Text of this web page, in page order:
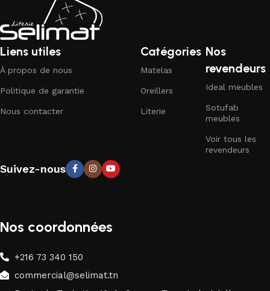
Liens utiles
À propos de nous
Politique de garantie
Nous contacter
Catégories
Matelas
Oreillers
Literie
Nos
revendeurs
Ideal meubles
Sotufab
meubles
Voir tous les
revendeurs
Suivez-nous
Nos coordonnées
+216 73 340 150
commercial@selimat.tn